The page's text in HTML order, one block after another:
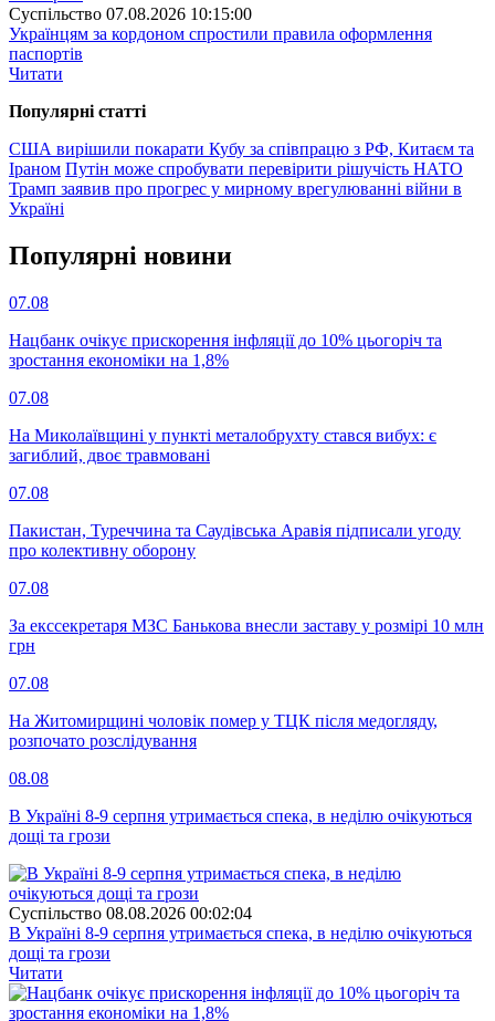
Суспiльство 07.08.2026 10:15:00
Українцям за кордоном спростили правила оформлення
паспортів
Читати
Популярнi статтi
США вирішили покарати Кубу за співпрацю з РФ, Китаєм та
Іраном Путін може спробувати перевірити рішучість НАТО
Трамп заявив про прогрес у мирному врегулюванні війни в
Україні
Популярнi новини
07.08
Нацбанк очікує прискорення інфляції до 10% цьогоріч та
зростання економіки на 1,8%
07.08
На Миколаївщині у пункті металобрухту стався вибух: є
загиблий, двоє травмовані
07.08
Пакистан, Туреччина та Саудівська Аравія підписали угоду
про колективну оборону
07.08
За екссекретаря МЗС Банькова внесли заставу у розмірі 10 млн
грн
07.08
На Житомирщині чоловік помер у ТЦК після медогляду,
розпочато розслідування
08.08
В Україні 8-9 серпня утримається спека, в неділю очікуються
дощі та грози
Суспiльство 08.08.2026 00:02:04
В Україні 8-9 серпня утримається спека, в неділю очікуються
дощі та грози
Читати